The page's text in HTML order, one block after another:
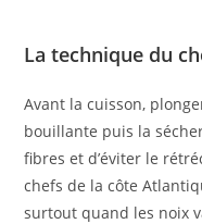
La technique du
Avant la cuisson,
bouillante puis la
fibres et d’éviter le
chefs de la côte
surtout quand les noix